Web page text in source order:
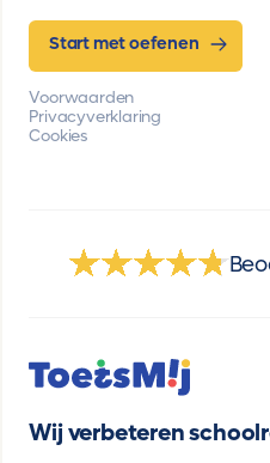
Start met oefenen
Voorwaarden
Privacyverklaring
Cookies
Wij verbeteren